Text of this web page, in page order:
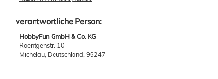
verantwortliche Person:
HobbyFun GmbH & Co. KG
Roentgenstr. 10
Michelau, Deutschland, 96247